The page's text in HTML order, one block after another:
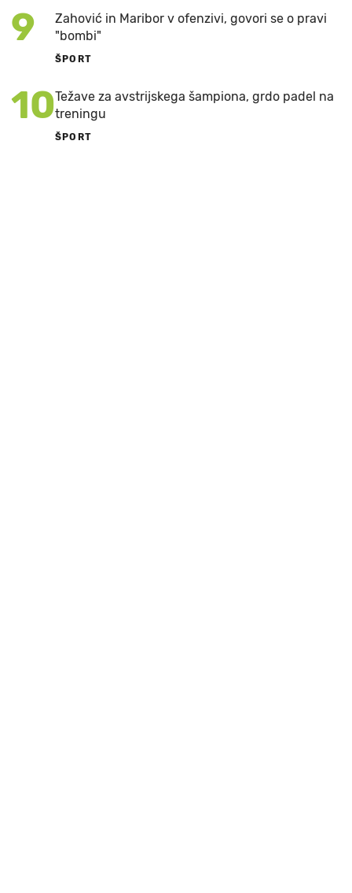
9
Zahović in Maribor v ofenzivi, govori se o pravi
"bombi"
ŠPORT
10Težave za avstrijskega šampiona, grdo padel na
treningu
ŠPORT